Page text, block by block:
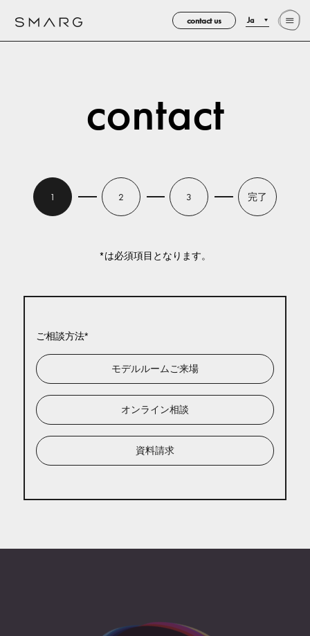
contact us Ja
contact
1 2 3 完了
*は必須項目となります。
ご相談方法
モデルルームご来場
オンライン相談
資料請求